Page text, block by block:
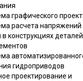
графического
расчета напряжений
конструкциях
гидроприводов
проектирование и